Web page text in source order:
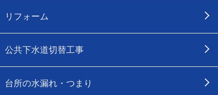
リフォーム
公共下水道切替工事
台所の水漏れ・つまり